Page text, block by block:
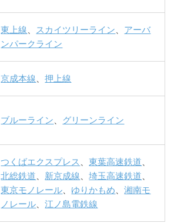
東上線 スカイツリーライン
アーバ
ンパークライン
京成本線 、押上線
ブルーライン グリーンライン
つくばエクスプレス 、東葉高速鉄道
北総鉄道
新京成線 、埼玉高速鉄道
東京モノレール
ゆりかもめ 、湘南モ
ノレール 、江ノ島電鉄線